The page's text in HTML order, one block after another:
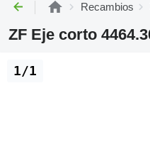
Recambios
ZF Eje corto
1/1